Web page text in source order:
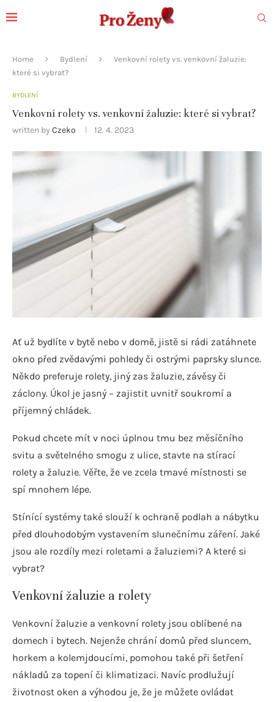
Home Bydlení
Venkovní rolety vs. venkovní žaluzie:
které si vybrat?
BYDLENÍ
Venkovní rolety vs. venkovní žaluzie: které si vybrat?
written by Czeko 12. 4. 2023
Ať už bydlíte v bytě nebo v domě, jistě si rádi zatáhnete
okno před zvědavými pohledy či ostrými paprsky slunce.
Někdo preferuje rolety, jiný zas žaluzie, závěsy či
záclony. Úkol je jasný − zajistit uvnitř soukromí a
příjemný chládek.
Pokud chcete mít v noci úplnou tmu bez měsíčního
svitu a světelného smogu z ulice, stavte na stírací
rolety a žaluzie. Věřte, že ve zcela tmavé místnosti se
spí mnohem lépe.
Stínící systémy také slouží k ochraně podlah a nábytku
před dlouhodobým vystavením slunečnímu záření. Jaké
jsou ale rozdíly mezi roletami a žaluziemi? A které si
vybrat?
Venkovní žaluzie a rolety
Venkovní žaluzie a venkovní rolety jsou oblíbené na
domech i bytech. Nejenže chrání domů před sluncem,
horkem a kolemjdoucími, pomohou také při šetření
nákladů za topení či klimatizaci. Navíc prodlužují
životnost oken a výhodou je, že je můžete ovládat